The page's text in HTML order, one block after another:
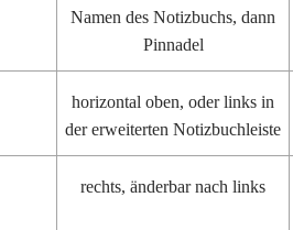
Namen des Notizbuchs, dann
Pinnadel
horizontal oben, oder links in
der erweiterten Notizbuchleiste
rechts, änderbar nach links